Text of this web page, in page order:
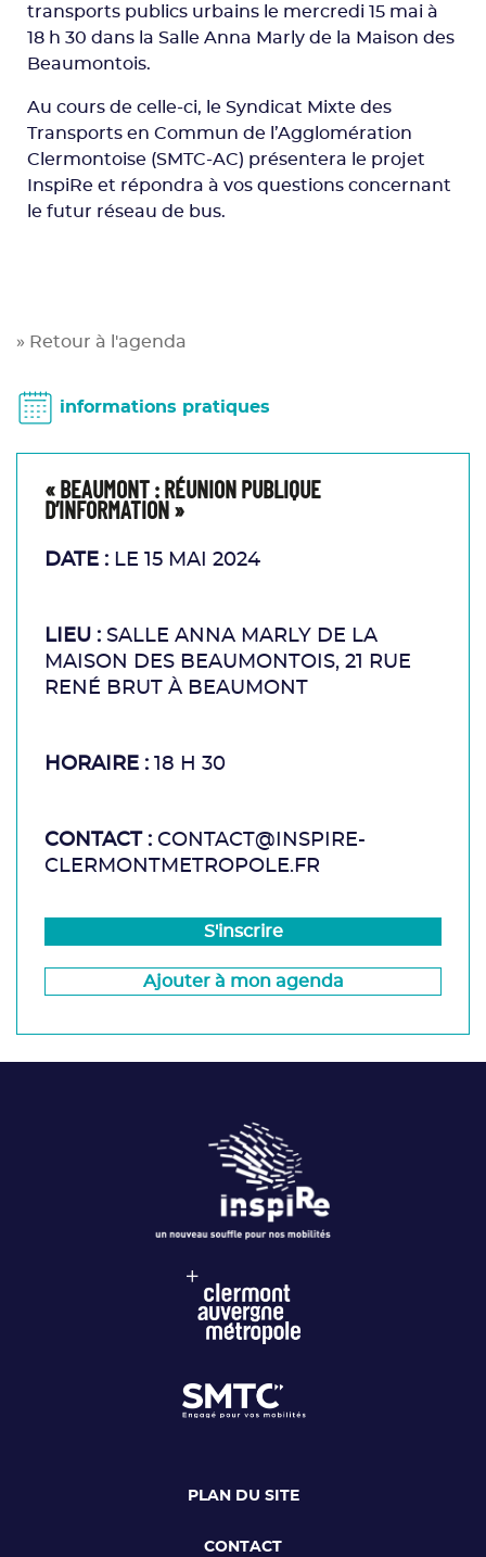
transports publics urbains le mercredi 15 mai à
18 h 30 dans la Salle Anna Marly de la Maison des
Beaumontois.
Au cours de celle-ci, le Syndicat Mixte des
Transports en Commun de l’Agglomération
Clermontoise (SMTC-AC) présentera le projet
InspiRe et répondra à vos questions concernant
le futur réseau de bus.
» Retour à l'agenda
informations pratiques
« BEAUMONT : RÉUNION PUBLIQUE
D’INFORMATION »
DATE : LE 15 MAI 2024
LIEU : SALLE ANNA MARLY DE LA
MAISON DES BEAUMONTOIS, 21 RUE
RENÉ BRUT À BEAUMONT
HORAIRE : 18 H 30
CONTACT : CONTACT@INSPIRE-
CLERMONTMETROPOLE.FR
S'inscrire
Ajouter à mon agenda
PLAN DU SITE
CONTACT